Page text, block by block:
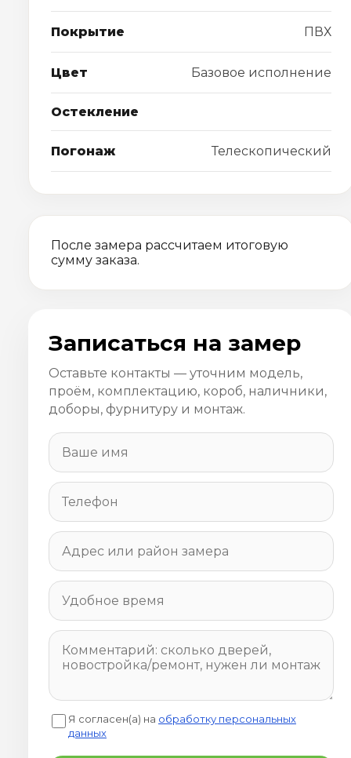
Покрытие ПВХ
Цвет Базовое исполнение
Остекление
Погонаж Телескопический
После замера рассчитаем итоговую
сумму заказа.
Записаться на замер
Оставьте контакты — уточним модель,
проём, комплектацию, короб, наличники,
доборы, фурнитуру и монтаж.
Я согласен(а) на обработку персональных
данных